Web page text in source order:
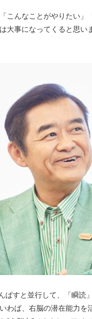
こんなことがやりたい」
大事になってくると思い
ぱすと並行して、「瞬読
わば、右脳の潜在能力を